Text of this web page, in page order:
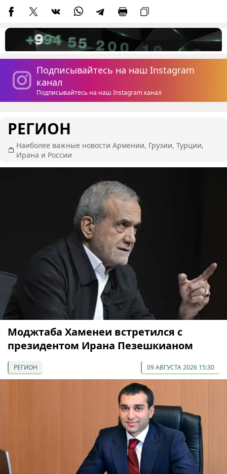
Подписывайтесь на наш Instagram
канал
Подписывайтесь на наш Instagram канал
РЕГИОН
Наиболее важные новости Армении, Грузии, Турции,
Ирана и России
Моджтаба Хаменеи встретился с
президентом Ирана Пезешкианом
РЕГИОН 09 АВГУСТА 2026 15:30